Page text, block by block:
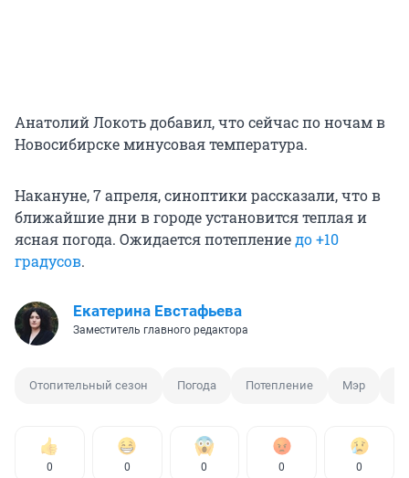
Анатолий Локоть добавил, что сейчас по ночам в
Новосибирске минусовая температура.
Накануне, 7 апреля, синоптики рассказали, что в
ближайшие дни в городе установится теплая и
ясная погода. Ожидается потеплениедо +10
градусов.
Екатерина Евстафьева
Заместитель главного редактора
Отопительный сезон Погода Потепление Мэр
0 0 0 0 0